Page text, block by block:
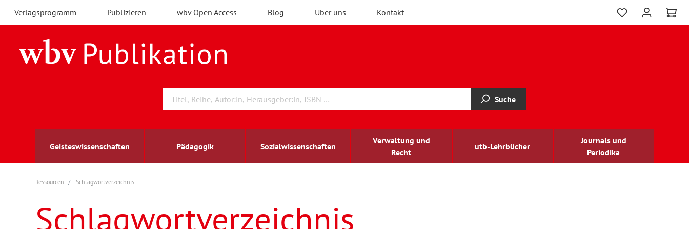
Verlagsprogramm Publizieren wbv Open Access Blog Über uns Kontakt
Suche
Geisteswissenschaften Pädagogik Sozialwissenschaften
Verwaltung und
Recht
utb-Lehrbücher
Journals und
Periodika
Archäologie
Berufs- und Wirtschaftspädagogik
Arbeitsmarktforschung
Außenwirtschaft
berufsbildung
Ressourcen Schlagwortverzeichnis
Schlagwortverzeichnis